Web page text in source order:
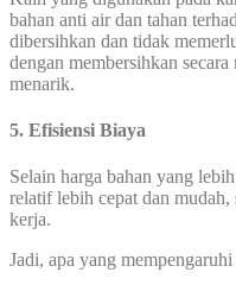
bahan anti air dan tahan
dibersihkan dan tidak
dengan membersihkan
menarik.
5. Efisiensi Biaya
Selain harga bahan yang
relatif lebih cepat dan
kerja.
Jadi, apa yang